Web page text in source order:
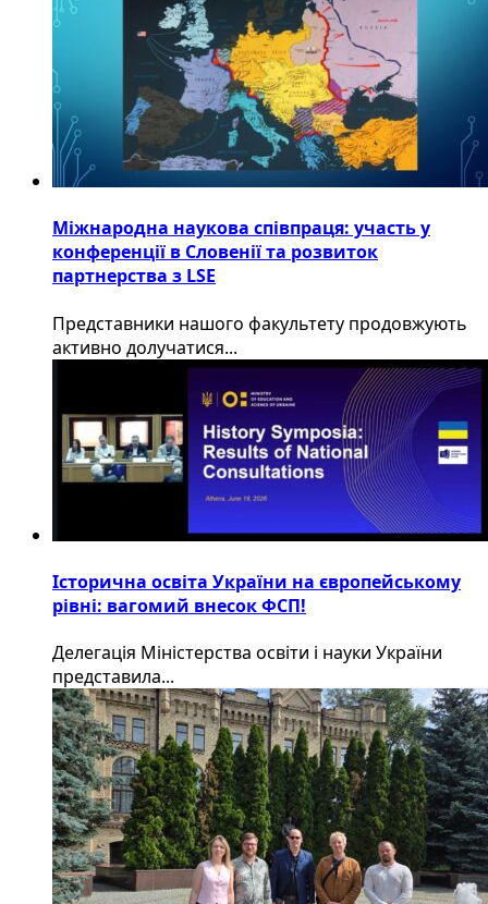
Міжнародна наукова співпраця: участь у
конференції в Словенії та розвиток
партнерства з LSE
​Представники нашого факультету продовжують
активно долучатися...
Історична освіта України на європейському
рівні: вагомий внесок ФСП!
Делегація Міністерства освіти і науки України
представила...